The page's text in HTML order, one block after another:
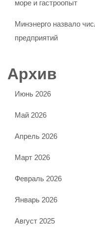
море и гастроопыт
Минэнерго назвало
предприятий
Архив
Июнь 2026
Май 2026
Апрель 2026
Март 2026
Февраль 2026
Январь 2026
Август 2025